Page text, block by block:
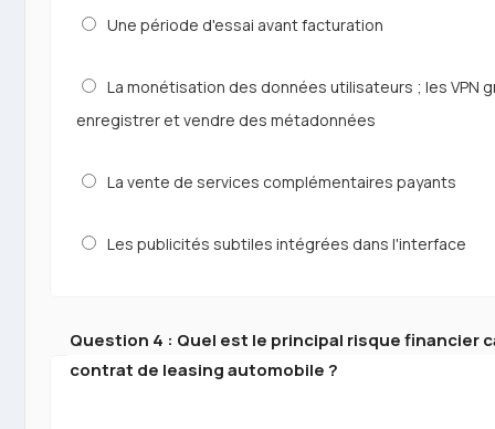
Une période d'essai avant facturation
La monétisation des données utilisateurs ; les VPN
enregistrer et vendre des métadonnées
La vente de services complémentaires payants
Les publicités subtiles intégrées dans l'interface
Question 4 : Quel est le principal risque financier
contrat de leasing automobile ?